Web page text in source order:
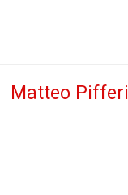
Matteo Pifferi